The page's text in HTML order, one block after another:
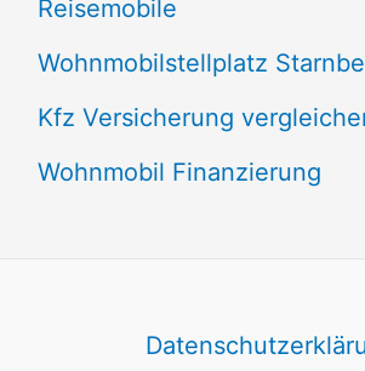
Reisemobile
Wohnmobilstellplatz
Kfz Versicherung
Wohnmobil Finanzierung